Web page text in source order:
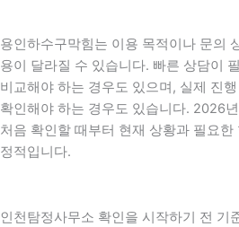
용인하수구막힘는 이용 목적이나 문의
용이 달라질 수 있습니다. 빠른 상담이
비교해야 하는 경우도 있으며, 실제 진
확인해야 하는 경우도 있습니다. 2026
처음 확인할 때부터 현재 상황과 필요
정적입니다.
인천탐정사무소 확인을 시작하기 전 기